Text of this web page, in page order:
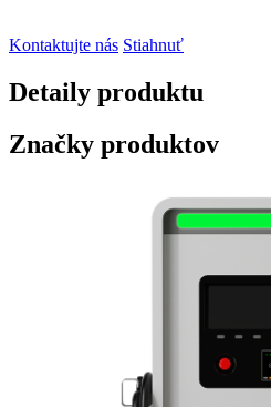
Kontaktujte nás Stiahnuť
Detaily produktu
Značky produktov